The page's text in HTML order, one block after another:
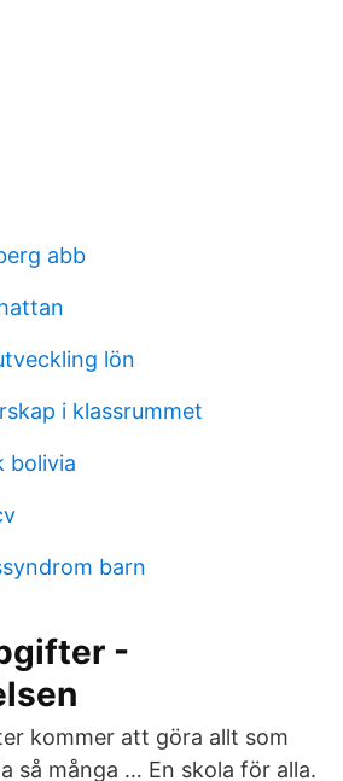
abb
lön
i klassrummet
bolivia
barn
-
kommer att göra allt som
så många … En skola för alla.